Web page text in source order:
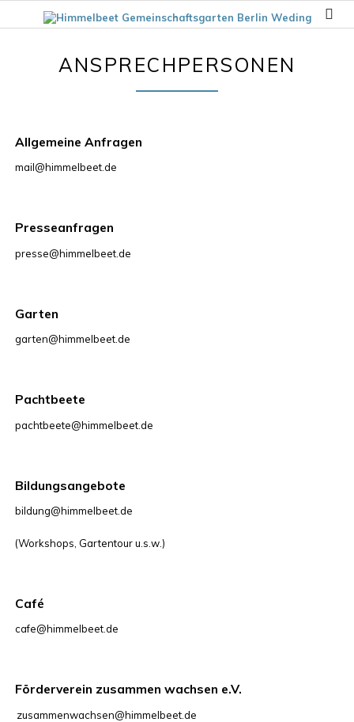
ANSPRECHPERSONEN
Allgemeine Anfragen
mail@himmelbeet.de
Presseanfragen
presse@himmelbeet.de
Garten
garten@himmelbeet.de
Pachtbeete
pachtbeete@himmelbeet.de
Bildungsangebote
bildung@himmelbeet.de
(Workshops, Gartentour u.s.w.)
Café
cafe@himmelbeet.de
Förderverein zusammen wachsen e.V.
zusammenwachsen@himmelbeet.de